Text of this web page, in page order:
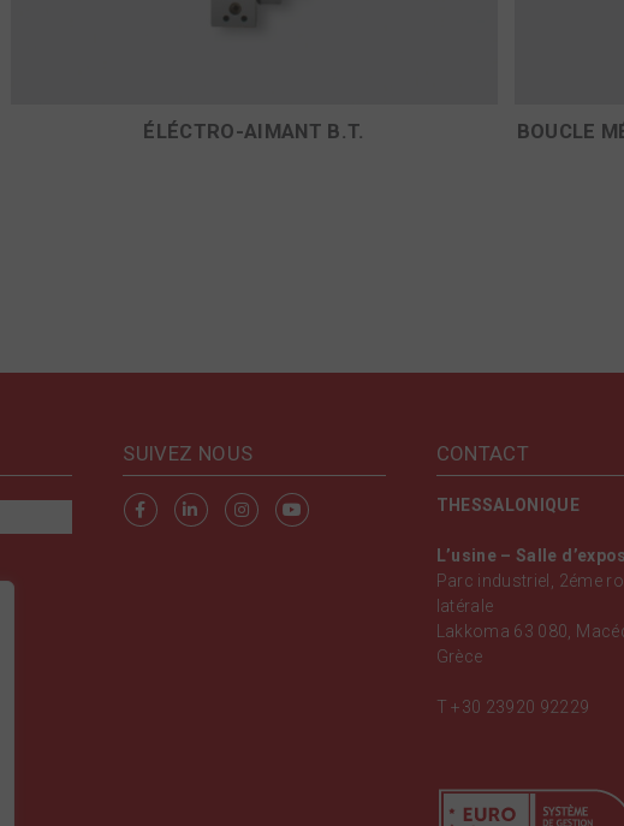
ÉLÉCTRO-AIMANT B.T. BOUCLE
SUIVEZ NOUS CONTACT
THESSALONIQUE
L’usine – Salle
Parc industriel, 2éme
latérale
Lakkoma 63 080,
Grèce
T+30 23920 92229